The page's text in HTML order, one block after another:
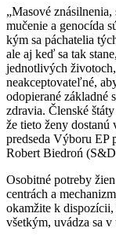
„Masové
mučenie a genocída
kým sa páchatelia
ale aj keď sa tak
jednotlivých
neakceptovateľné,
odopierané základné
zdravia. Členské
že tieto ženy
predseda Výboru EP
Robert Biedroń
Osobitné potreby
centrách a
okamžite k
všetkým, uvádza sa v